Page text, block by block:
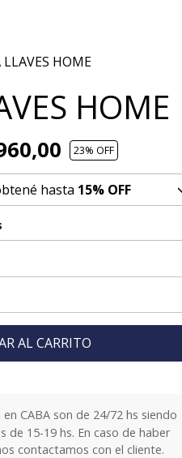
LLAVES HOME
HOME
23% OFF
hasta 15% OFF
AL CARRITO
CABA son de 24/72 hs siendo
de 15-19 hs. En caso de haber
contactamos con el cliente.